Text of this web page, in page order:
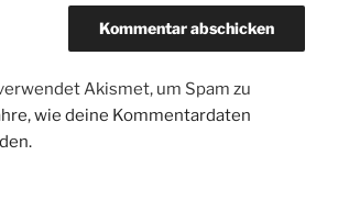
Akismet, um Spam zu
wie deine Kommentardaten